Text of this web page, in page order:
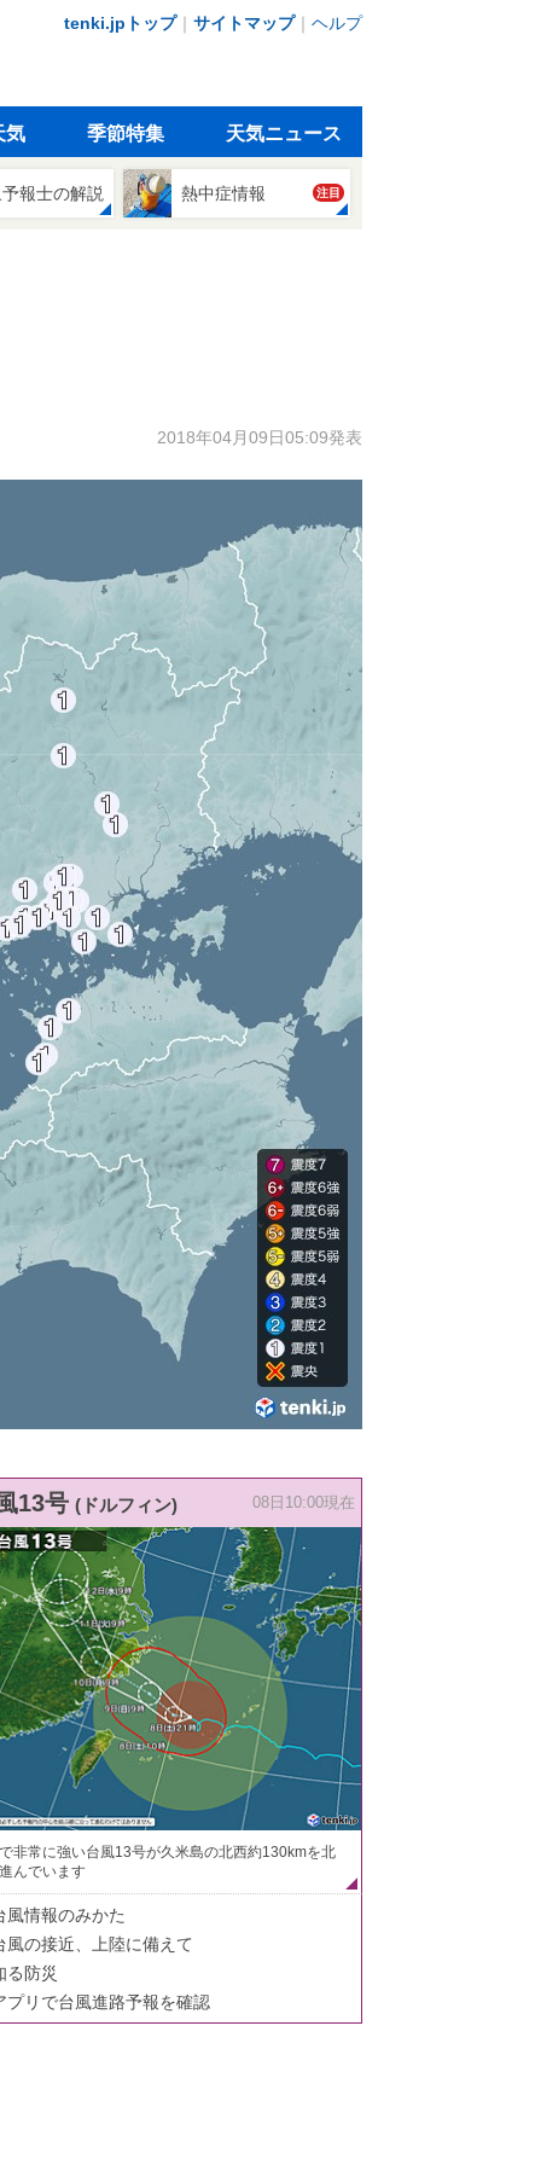
tenki.jpトップ｜ サイトマップ｜ ヘルプ
気 季節特集 天気ニュース
報士の解説 熱中症情報 注目
2018年04月09日05:09発表
13号 (ドルフィン) 08日10:00現在
非常に強い台風13号が久米島の北西約130kmを北
んでいます
風情報のみかた
風の接近、上陸に備えて
る防災
プリで台風進路予報を確認